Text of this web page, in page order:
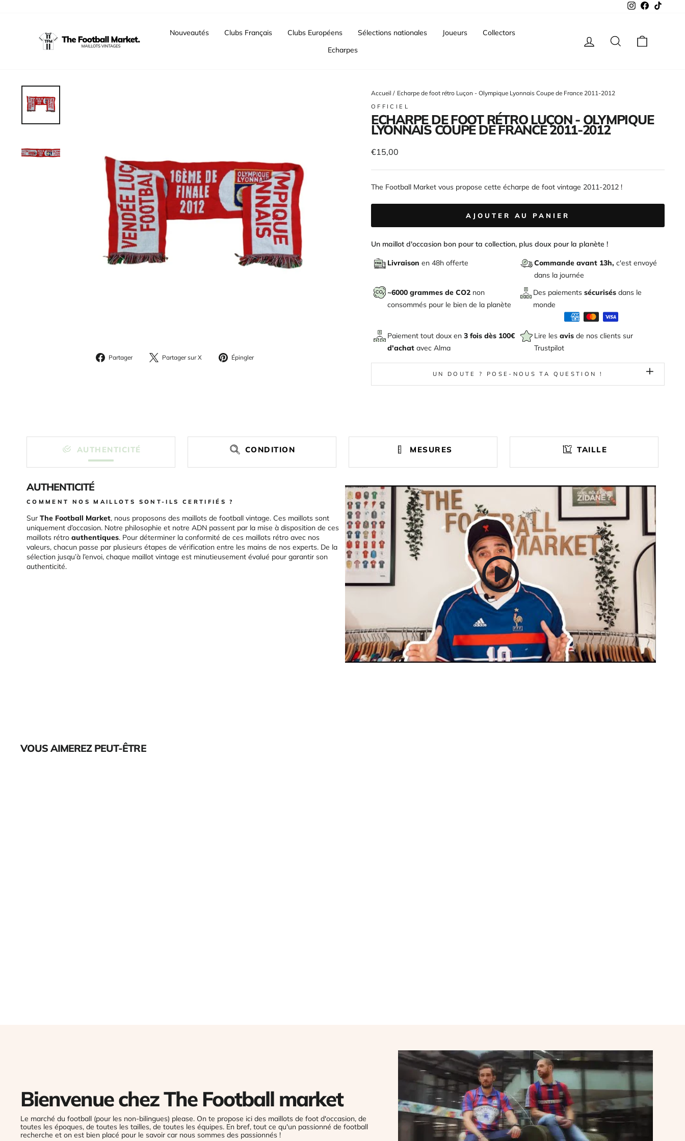
InstagramFacebook
Nouveautés Clubs Français Clubs Européens Sélections nationales Joueurs
Collectors
Echarpes
Se connecterRechercher
Partager
Partager
sur
Partager sur X
PartagerÉpingler
Accueil / Echarpe de foot rétro Luçon - Olympique Lyonnais Coupe de France 2011-2012
OFFICIEL
ECHARPE DE FOOT RÉTRO LUÇON - OLYMPIQUE
LYONNAIS COUPE DE FRANCE 2011-2012
Prix
€15,00
The Football Market vous propose cette écharpe de foot vintage 2011-2012 !
AJOUTER AU PANIER
Un maillot d'occasion bon pour ta collection, plus doux pour la planète !
Livraison en 48h offerte Commande avant 13h, c'est envoyé
dans la journée
~6000 grammes de CO2 non
consommés pour le bien de la planète
Des paiements sécurisés dans le
monde
Paiement tout doux en 3 fois dès 100€
d'achat avec Alma
Lire les avis de nos clients sur
Trustpilot
UN DOUTE ? POSE-NOUS TA QUESTION !
AUTHENTICITÉ CONDITION MESURES TAILLE
AUTHENTICITÉ
COMMENT NOS MAILLOTS SONT-ILS CERTIFIÉS ?
Sur The Football Market, nous proposons des maillots de football vintage. Ces maillots sont
uniquement d’occasion. Notre philosophie et notre ADN passent par la mise à disposition de ces
maillots rétro authentiques. Pour déterminer la conformité de ces maillots rétro avec nos
valeurs, chacun passe par plusieurs étapes de vérification entre les mains de nos experts. De la
sélection jusqu’à l’envoi, chaque maillot vintage est minutieusement évalué pour garantir son
authenticité.
VOUS AIMEREZ PEUT-ÊTRE
Bienvenue chez The Football market
Le marché du football (pour les non-bilingues) please. On te propose ici des maillots de foot d'occasion, de
toutes les époques, de toutes les tailles, de toutes les équipes. En bref, tout ce qu'un passionné de football
recherche et on est bien placé pour le savoir car nous sommes des passionnés !